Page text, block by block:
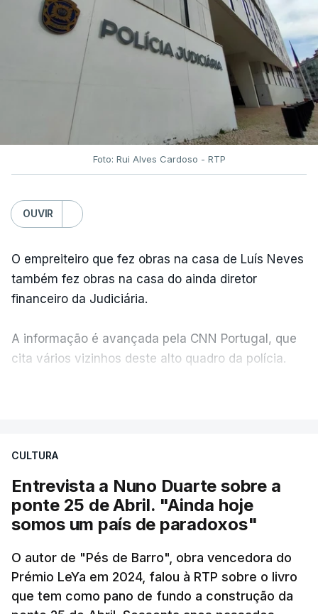
Foto: Rui Alves Cardoso - RTP
OUVIR
O empreiteiro que fez obras na casa de Luís Neves
também fez obras na casa do ainda diretor
financeiro da Judiciária.
A informação é avançada pela CNN Portugal, que
cita vários vizinhos deste alto quadro da polícia.
apreendido numa operação de droga.
CULTURA
Entrevista a Nuno Duarte sobre a
ponte 25 de Abril. "Ainda hoje
somos um país de paradoxos"
O autor de "Pés de Barro", obra vencedora do
Prémio LeYa em 2024, falou à RTP sobre o livro
que tem como pano de fundo a construção da